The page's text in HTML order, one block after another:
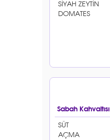
Sabah Kahvaltısı